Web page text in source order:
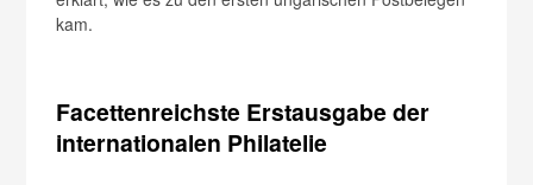
kam.
Facettenreichste Erstausgabe der
internationalen Philatelie